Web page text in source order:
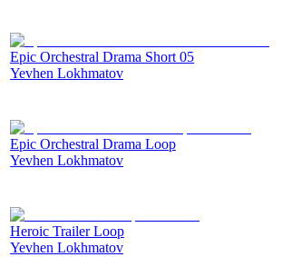
Epic Orchestral Drama Short 05
Yevhen Lokhmatov
Epic Orchestral Drama Loop
Yevhen Lokhmatov
Heroic Trailer Loop
Yevhen Lokhmatov